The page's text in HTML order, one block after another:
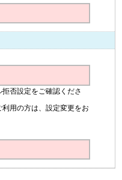
否設定をご確認くださ
用の方は、設定変更をお